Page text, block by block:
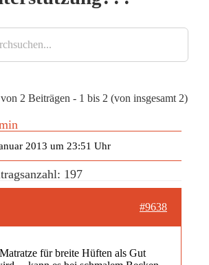
2 Beiträgen - 1 bis 2 (von insgesamt 2)
2013 um 23:51 Uhr
197
#9638
für breite Hüften als Gut